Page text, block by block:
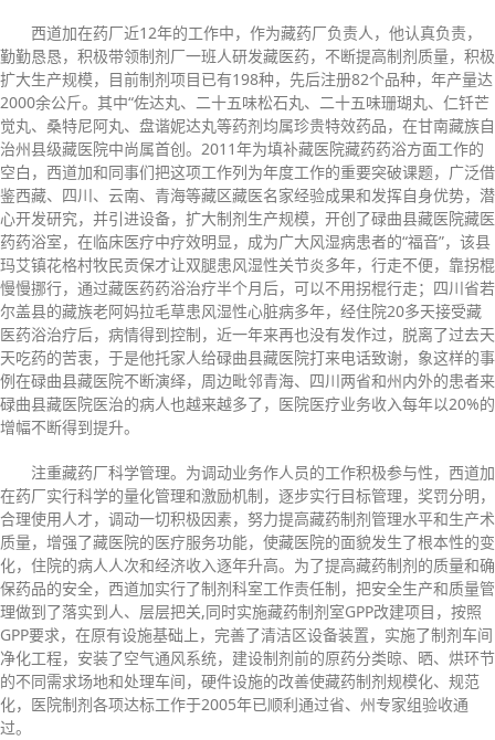
西道加在药厂近12年的工作中，作为藏药厂负责人，他认真负责，
勤勤恳恳，积极带领制剂厂一班人研发藏医药，不断提高制剂质量，积极
扩大生产规模，目前制剂项目已有198种，先后注册82个品种，年产量达
2000余公斤。其中“佐达丸、二十五味松石丸、二十五味珊瑚丸、仁钎芒
觉丸、桑特尼阿丸、盘谐妮达丸等药剂均属珍贵特效药品，在甘南藏族自
治州县级藏医院中尚属首创。2011年为填补藏医院藏药药浴方面工作的
空白，西道加和同事们把这项工作列为年度工作的重要突破课题，广泛借
鉴西藏、四川、云南、青海等藏区藏医名家经验成果和发挥自身优势，潜
心开发研究，并引进设备，扩大制剂生产规模，开创了碌曲县藏医院藏医
药药浴室，在临床医疗中疗效明显，成为广大风湿病患者的“福音”，该县
玛艾镇花格村牧民贡保才让双腿患风湿性关节炎多年，行走不便，靠拐棍
慢慢挪行，通过藏医药药浴治疗半个月后，可以不用拐棍行走；四川省若
尔盖县的藏族老阿妈拉毛草患风湿性心脏病多年，经住院20多天接受藏
医药浴治疗后，病情得到控制，近一年来再也没有发作过，脱离了过去天
天吃药的苦衷，于是他托家人给碌曲县藏医院打来电话致谢，象这样的事
例在碌曲县藏医院不断演绎，周边毗邻青海、四川两省和州内外的患者来
碌曲县藏医院医治的病人也越来越多了，医院医疗业务收入每年以20%的
增幅不断得到提升。
注重藏药厂科学管理。为调动业务作人员的工作积极参与性，西道加
在药厂实行科学的量化管理和激励机制，逐步实行目标管理，奖罚分明，
合理使用人才，调动一切积极因素，努力提高藏药制剂管理水平和生产术
质量，增强了藏医院的医疗服务功能，使藏医院的面貌发生了根本性的变
化，住院的病人人次和经济收入逐年升高。为了提高藏药制剂的质量和确
保药品的安全，西道加实行了制剂科室工作责任制，把安全生产和质量管
理做到了落实到人、层层把关,同时实施藏药制剂室GPP改建项目，按照
GPP要求，在原有设施基础上，完善了清洁区设备装置，实施了制剂车间
净化工程，安装了空气通风系统，建设制剂前的原药分类晾、晒、烘环节
的不同需求场地和处理车间，硬件设施的改善使藏药制剂规模化、规范
化，医院制剂各项达标工作于2005年已顺利通过省、州专家组验收通
过。